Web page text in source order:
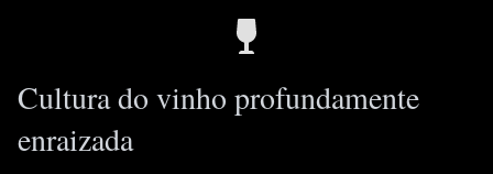
Cultura do vinho profundamente
enraizada